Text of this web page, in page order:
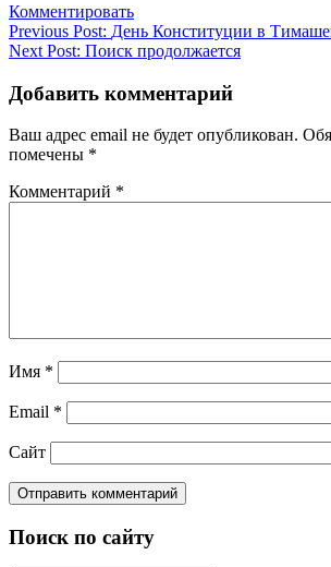
Комментировать
Навигация
по
записям
Previous Post: День Конституции в
Next Post: Поиск продолжается
Добавить комментарий
Ваш адрес email не будет опубликован.
помечены *
Комментарий *
Имя *
Email *
Сайт
Поиск по сайту